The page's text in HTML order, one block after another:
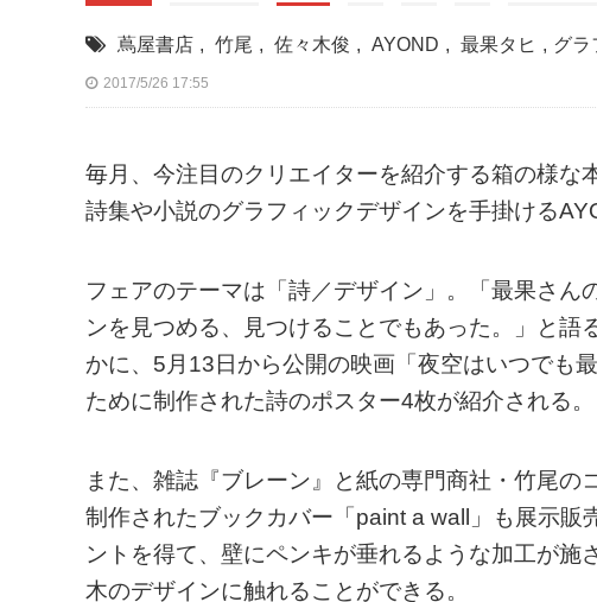
蔦屋書店 , 竹尾 , 佐々木俊 , AYOND , 最果タヒ , グラ
2017/5/26 17:55
毎月、今注目のクリエイターを紹介する箱の様
詩集や小説のグラフィックデザインを手掛ける
フェアのテーマは「詩／デザイン」。「最果さ
ンを見つめる、見つけることでもあった。」と
かに、5月13日から公開の映画「夜空はいつでも
ために制作された詩のポスター4枚が紹介される。
また、雑誌『ブレーン』と紙の専門商社・竹尾
制作されたブックカバー「paint a wall」も展示販
ントを得て、壁にペンキが垂れるような加工が施
木のデザインに触れることができる。